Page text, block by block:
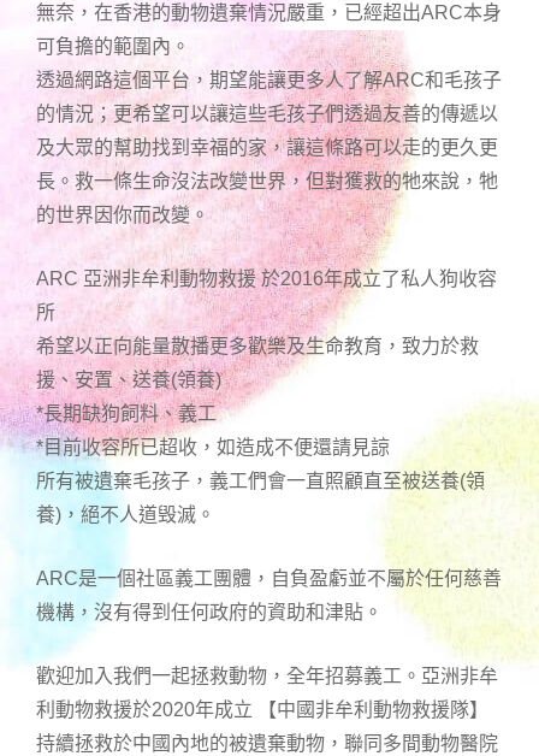
無奈，在香港的動物遺棄情況嚴重，已經超出ARC本身
可負擔的範圍內。
透過網路這個平台，期望能讓更多人了解ARC和毛孩子
的情況；更希望可以讓這些毛孩子們透過友善的傳遞以
及大眾的幫助找到幸福的家，讓這條路可以走的更久更
長。救一條生命沒法改變世界，但對獲救的牠來說，牠
的世界因你而改變。
ARC 亞洲非牟利動物救援 於2016年成立了私人狗收容
所
希望以正向能量散播更多歡樂及生命教育，致力於救
援、安置、送養(領養)
*長期缺狗飼料、義工
*目前收容所已超收，如造成不便還請見諒
所有被遺棄毛孩子，義工們會一直照顧直至被送養(領
養)，絕不人道毁滅。
ARC是一個社區義工團體，自負盈虧並不屬於任何慈善
機構，沒有得到任何政府的資助和津貼。
歡迎加入我們一起拯救動物，全年招募義工。亞洲非牟
利動物救援於2020年成立 【中國非牟利動物救援隊】
持續拯救於中國內地的被遺棄動物，聯同多間動物醫院